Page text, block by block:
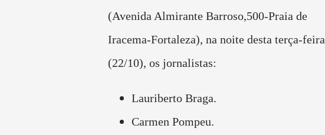
(Avenida Almirante Barroso,500-Praia de
Iracema-Fortaleza), na noite desta terça-feira
(22/10), os jornalistas:
Lauriberto Braga.
Carmen Pompeu.